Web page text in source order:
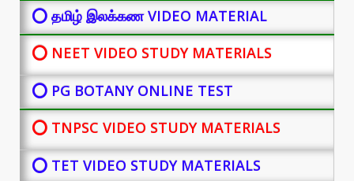
⭕ தமிழ் இலக்கண VIDEO MATERIAL
⭕ NEET VIDEO STUDY MATERIALS
⭕ PG BOTANYONLINE TEST
⭕ TNPSC VIDEO STUDY MATERIALS
⭕ TET VIDEO STUDY MATERIALS